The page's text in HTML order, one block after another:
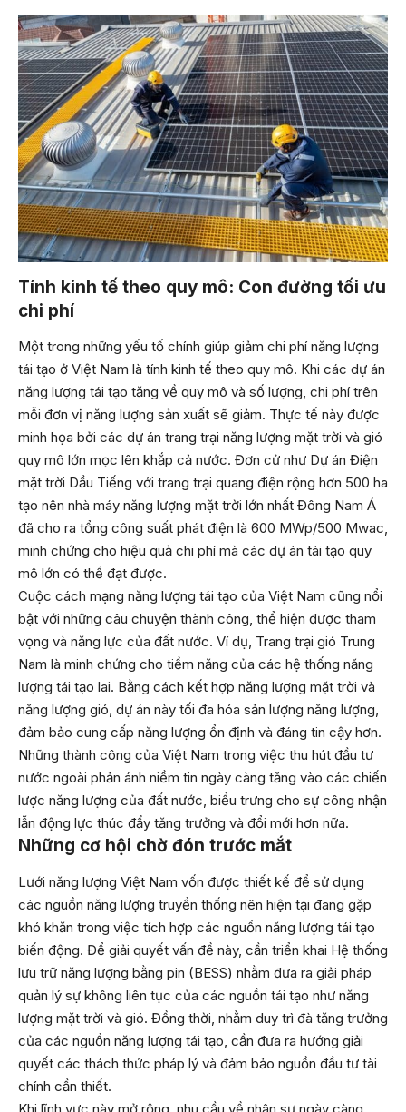
Tính kinh tế theo quy mô: Con đường tối ưu
chi phí
Một trong những yếu tố chính giúp giảm chi phí năng lượng
tái tạo ở Việt Nam là tính kinh tế theo quy mô. Khi các dự án
năng lượng tái tạo tăng về quy mô và số lượng, chi phí trên
mỗi đơn vị năng lượng sản xuất sẽ giảm. Thực tế này được
minh họa bởi các dự án trang trại năng lượng mặt trời và gió
quy mô lớn mọc lên khắp cả nước. Đơn cử như Dự án Điện
mặt trời Dầu Tiếng với trang trại quang điện rộng hơn 500 ha
tạo nên nhà máy năng lượng mặt trời lớn nhất Đông Nam Á
đã cho ra tổng công suất phát điện là 600 MWp/500 Mwac,
minh chứng cho hiệu quả chi phí mà các dự án tái tạo quy
mô lớn có thể đạt được.
Cuộc cách mạng năng lượng tái tạo của Việt Nam cũng nổi
bật với những câu chuyện thành công, thể hiện được tham
vọng và năng lực của đất nước. Ví dụ, Trang trại gió Trung
Nam là minh chứng cho tiềm năng của các hệ thống năng
lượng tái tạo lai. Bằng cách kết hợp năng lượng mặt trời và
năng lượng gió, dự án này tối đa hóa sản lượng năng lượng,
đảm bảo cung cấp năng lượng ổn định và đáng tin cậy hơn.
Những thành công của Việt Nam trong việc thu hút đầu tư
nước ngoài phản ánh niềm tin ngày càng tăng vào các chiến
lược năng lượng của đất nước, biểu trưng cho sự công nhận
lẫn động lực thúc đẩy tăng trưởng và đổi mới hơn nữa.
Những cơ hội chờ đón trước mắt
Lưới năng lượng Việt Nam vốn được thiết kế để sử dụng
các nguồn năng lượng truyền thống nên hiện tại đang gặp
khó khăn trong việc tích hợp các nguồn năng lượng tái tạo
biến động. Để giải quyết vấn đề này, cần triển khai Hệ thống
lưu trữ năng lượng bằng pin (BESS) nhằm đưa ra giải pháp
quản lý sự không liên tục của các nguồn tái tạo như năng
lượng mặt trời và gió. Đồng thời, nhằm duy trì đà tăng trưởng
của các nguồn năng lượng tái tạo, cần đưa ra hướng giải
quyết các thách thức pháp lý và đảm bảo nguồn đầu tư tài
chính cần thiết.